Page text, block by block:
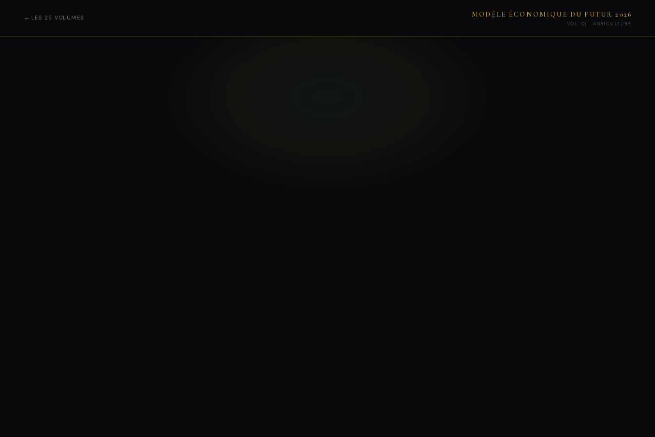
← LES 25 VOLUMES MODÈLE ÉCONOMIQUE DU FUTUR 2026
VOL. 01 · AGRICULTURE